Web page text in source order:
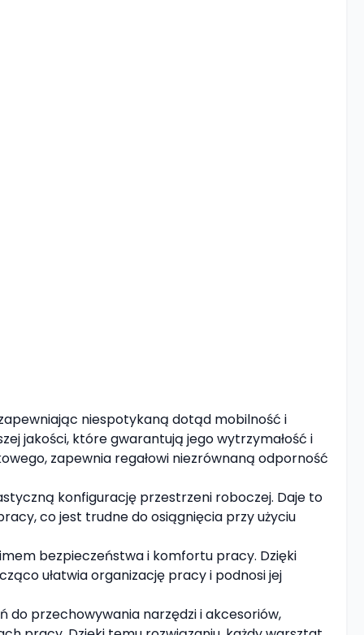
niespotykaną dotąd mobilność i
jakości, które gwarantują jego wytrzymałość i
zapewnia regałowi niezrównaną odporność
konfigurację przestrzeni roboczej. Daje to
co jest trudne do osiągnięcia przy użyciu
bezpieczeństwa i komfortu pracy. Dzięki
ułatwia organizację pracy i podnosi jej
do przechowywania narzędzi i akcesoriów,